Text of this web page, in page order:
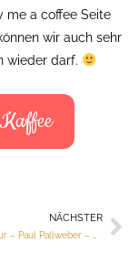
me a coffee Seite
wir auch sehr
wieder darf.
NÄCHSTER
Good Neighbour – Paul Pallweber – Green Panda